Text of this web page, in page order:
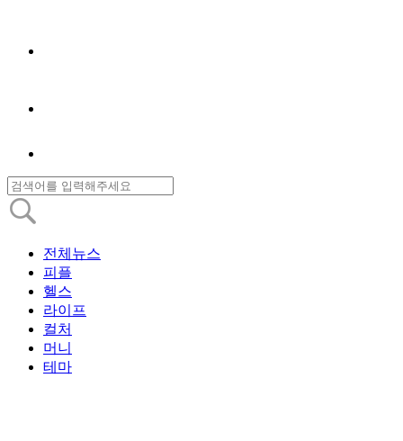
전체뉴스
피플
헬스
라이프
컬처
머니
테마